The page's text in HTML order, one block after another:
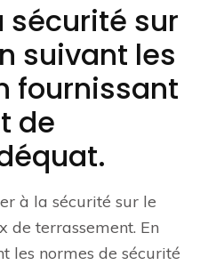
sécurité sur
suivant les
fournissant
de
à la sécurité sur le
de terrassement. En
les normes de sécurité